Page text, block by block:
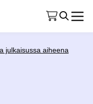
julkaisussa aiheena